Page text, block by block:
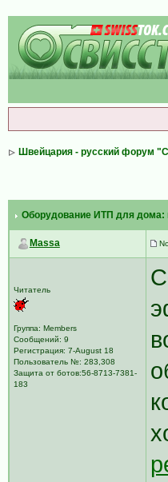
Швейцария - русский форум
Оборудование ИТП для дома:
Massa
Читатель
Группа: Members
Сообщений: 9
Регистрация: 7-August 18
Пользователь №: 283,308
Защита от ботов:56-8713-7381-
183